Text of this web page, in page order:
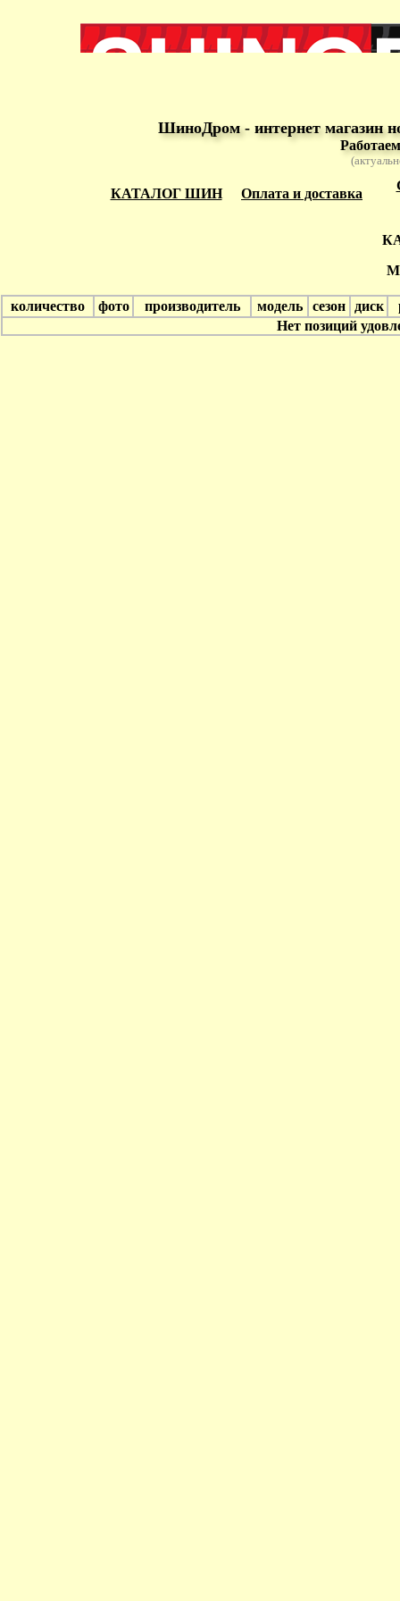
ШиноДром - интернет магазин
КАТАЛОГ ШИН Оплата и доставка
количество фото производитель модель сезон диск
Нет позиций